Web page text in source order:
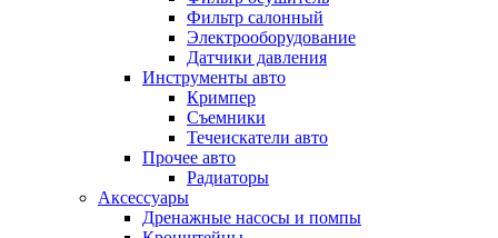
Фильтр салонный
Электрооборудование
Датчики давления
Инструменты авто
Кримпер
Съемники
Течеискатели авто
Прочее авто
Радиаторы
Аксессуары
Дренажные насосы и помпы